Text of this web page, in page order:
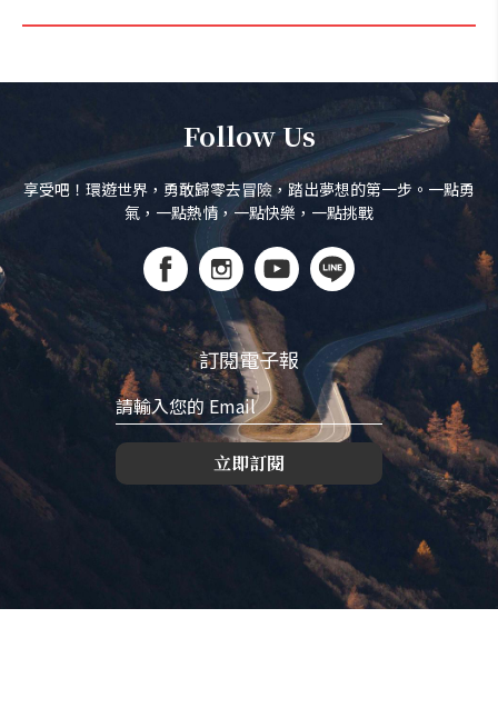
Follow Us
享受吧！環遊世界，勇敢歸零去冒險，踏出夢想的第一步。一點勇
氣，一點熱情，一點快樂，一點挑戰
訂閱電子報
立即訂閱